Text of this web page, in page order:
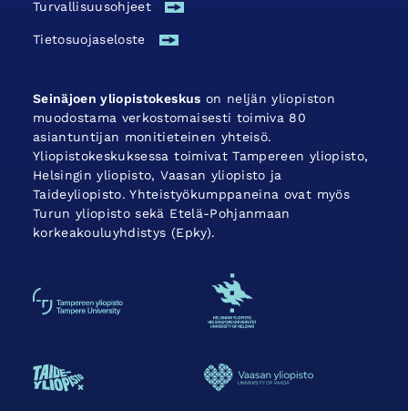
Turvallisuus­ohjeet
Tietosuojaseloste
Seinäjoen yliopistokeskus on neljän yliopiston
muodostama verkostomaisesti toimiva 80
asiantuntijan monitieteinen yhteisö.
Yliopistokeskuksessa toimivat Tampereen yliopisto,
Helsingin yliopisto, Vaasan yliopisto ja
Taideyliopisto. Yhteistyökumppaneina ovat myös
Turun yliopisto sekä Etelä-Pohjanmaan
korkeakouluyhdistys (Epky).